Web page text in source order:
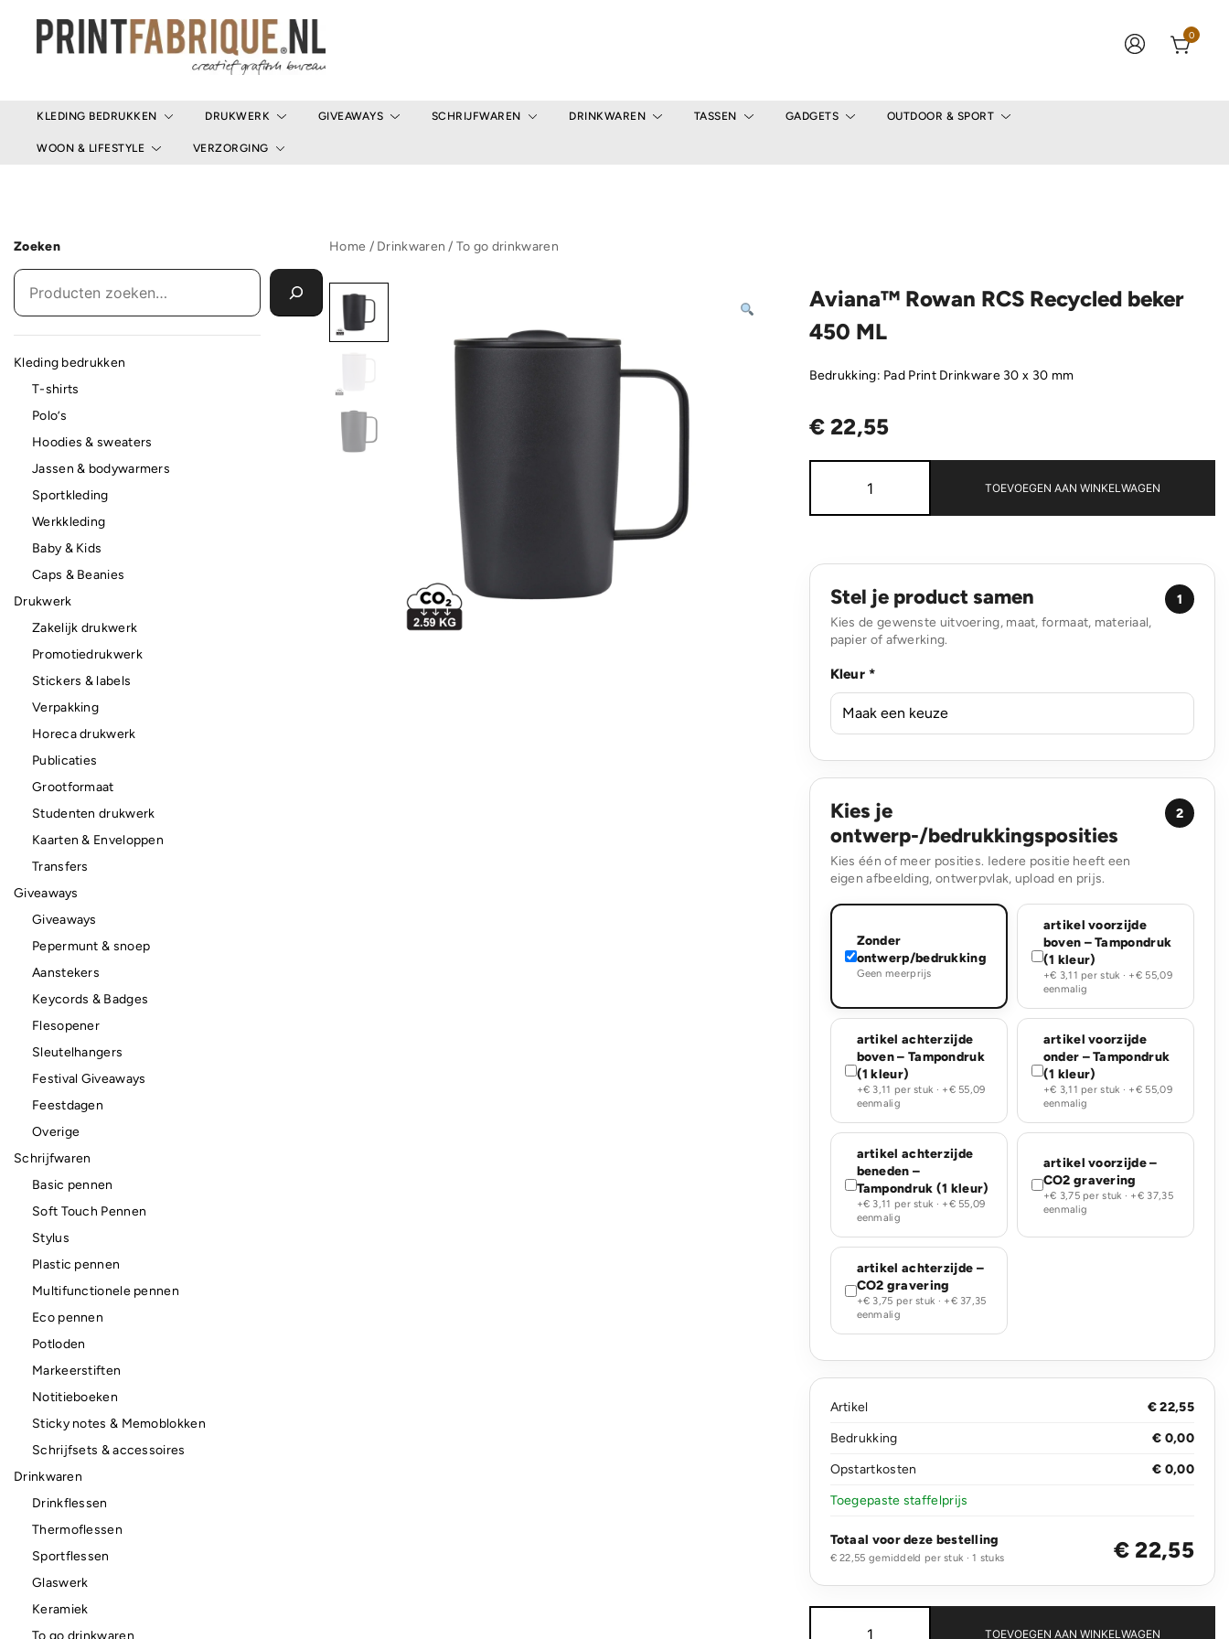
0
KLEDING BEDRUKKEN DRUKWERK GIVEAWAYS SCHRIJFWAREN DRINKWAREN TASSEN GADGETS OUTDOOR & SPORT
WOON & LIFESTYLE VERZORGING
Home / Drinkwaren /To go drinkwaren
Aviana™ Rowan RCS Recycled beker
450 ML
Bedrukking: Pad Print Drinkware 30 x 30 mm
€22,55
Rowan
aantal
TOEVOEGEN AAN WINKELWAGEN
Stel je product samen
Kies de gewenste uitvoering, maat, formaat, materiaal,
papier of afwerking.
1
Kleur *
Kies je
ontwerp-/bedrukkingsposities
Kies één of meer posities. Iedere positie heeft een
eigen afbeelding, ontwerpvlak, upload en prijs.
2
Zonder
ontwerp/bedrukking
Geen meerprijs
artikel voorzijde
boven – Tampondruk
(1 kleur)
+€ 3,11 per stuk · +€ 55,09
eenmalig
artikel achterzijde
boven – Tampondruk
(1 kleur)
+€ 3,11 per stuk · +€ 55,09
eenmalig
artikel voorzijde
onder – Tampondruk
(1 kleur)
+€ 3,11 per stuk · +€ 55,09
eenmalig
artikel achterzijde
beneden –
Tampondruk (1 kleur)
+€ 3,11 per stuk · +€ 55,09
eenmalig
artikel voorzijde –
CO2 gravering
+€ 3,75 per stuk · +€ 37,35
eenmalig
artikel achterzijde –
CO2 gravering
+€ 3,75 per stuk · +€ 37,35
eenmalig
Artikel
€ 22,55
Bedrukking
€ 0,00
Opstartkosten
€ 0,00
Toegepaste staffelprijs
Totaal voor deze bestelling
€ 22,55 gemiddeld per stuk · 1 stuks € 22,55
Rowan
TOEVOEGEN AAN WINKELWAGEN
Zoeken
Kleding bedrukken
T-shirts
Polo’s
Hoodies & sweaters
Jassen & bodywarmers
Sportkleding
Werkkleding
Baby & Kids
Caps & Beanies
Drukwerk
Zakelijk drukwerk
Promotiedrukwerk
Stickers & labels
Verpakking
Horeca drukwerk
Publicaties
Grootformaat
Studenten drukwerk
Kaarten & Enveloppen
Transfers
Giveaways
Giveaways
Pepermunt & snoep
Aanstekers
Keycords & Badges
Flesopener
Sleutelhangers
Festival Giveaways
Feestdagen
Overige
Schrijfwaren
Basic pennen
Soft Touch Pennen
Stylus
Plastic pennen
Multifunctionele pennen
Eco pennen
Potloden
Markeerstiften
Notitieboeken
Sticky notes & Memoblokken
Schrijfsets & accessoires
Drinkwaren
Drinkflessen
Thermoflessen
Sportflessen
Glaswerk
Keramiek
To go drinkwaren